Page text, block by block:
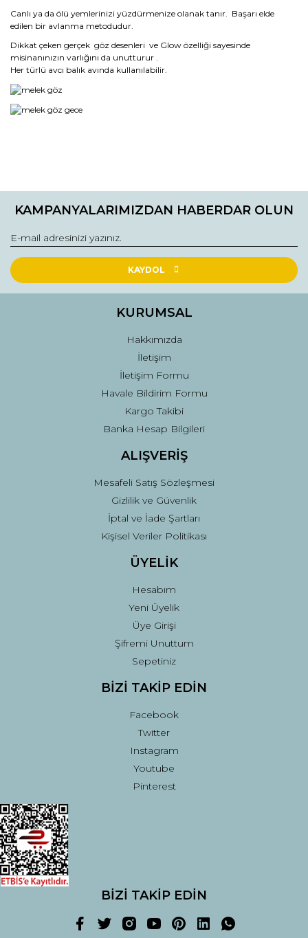
Canlı ya da ölü yemlerinizi yüzdürmenize olanak tanır. Başarı elde
edilen bir avlanma metodudur.
Dikkat çeken gerçek göz desenleri ve Glow özelliği sayesinde
misinanınızın varlığını da unutturur .
Her türlü avcı balık avında kullanılabilir.
konularda yetersiz gördüğünüz noktaları öneri formunu
Görüş ve önerileriniz için teşekkür ederiz.
Ürün resmi kalitesiz, bozuk veya görüntülenemiyor.
Ürün açıklamasında eksik bilgiler bulunuyor.
Ürün fiyatı diğer sitelerden daha pahalı.
Gönder
KAMPANYALARIMIZDAN HABERDAR OLUN
KAYDOL
KURUMSAL
Hakkımızda
İletişim
İletişim Formu
Havale Bildirim Formu
Kargo Takibi
Banka Hesap Bilgileri
ALIŞVERİŞ
Mesafeli Satış Sözleşmesi
Gizlilik ve Güvenlik
İptal ve İade Şartları
Kişisel Veriler Politikası
ÜYELİK
Hesabım
Yeni Üyelik
Üye Girişi
Şifremi Unuttum
Sepetiniz
BİZİ TAKİP EDİN
Facebook
Twitter
Instagram
Youtube
Pinterest
BİZİ TAKİP EDİN